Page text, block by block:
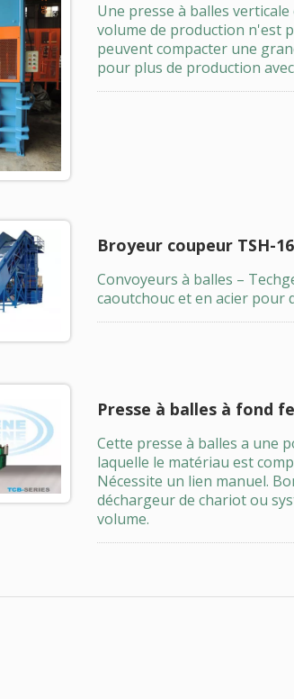
Une presse à balles
volume de production n'est
peuvent compacter une
pour plus de production
Broyeur coupeur TSH-
Convoyeurs à balles –
caoutchouc et en acier pour
Presse à balles à fond
Cette presse à balles a une
laquelle le matériau est
Nécessite un lien manuel.
déchargeur de chariot ou
volume.